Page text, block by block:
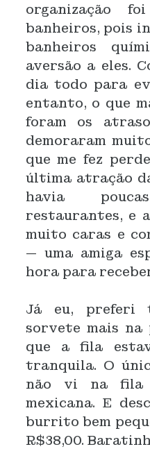
organização
banheiros, pois
banheiros
aversão a eles.
dia todo para
entanto, o que
foram os
demoraram
que me fez
última atração
havia
restaurantes, e
muito caras e
— uma amiga
hora para
Já eu, preferi
sorvete mais na
que a fila
tranquila. O
não vi na fila
mexicana. E
burrito bem
R$38,00.